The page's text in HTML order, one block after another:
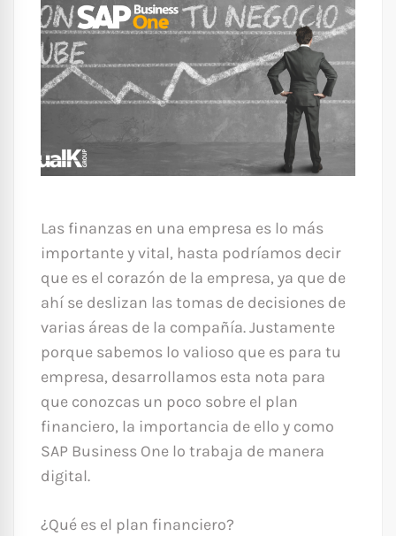
Las finanzas en una empresa es lo más
importante y vital, hasta podríamos decir
que es el corazón de la empresa, ya que de
ahí se deslizan las tomas de decisiones de
varias áreas de la compañía. Justamente
porque sabemos lo valioso que es para tu
empresa, desarrollamos esta nota para
que conozcas un poco sobre el plan
financiero, la importancia de ello y como
SAP Business One lo trabaja de manera
digital.
¿Qué es el plan financiero?